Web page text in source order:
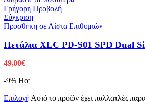
Γρήγορη Προβολή
Σύγκριση
Προσθήκη σε Λίστα Επιθυμιών
Πετάλια XLC PD-S01 SPD Dual
49,00€
-9% Hot
ΕπιλογήΑυτό το προϊόν έχει πολλαπλές